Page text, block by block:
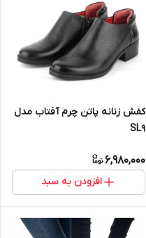
کفش زنانه پاتن چرم آفتاب مدل
SL9
6,980,000
افزودن به سبد